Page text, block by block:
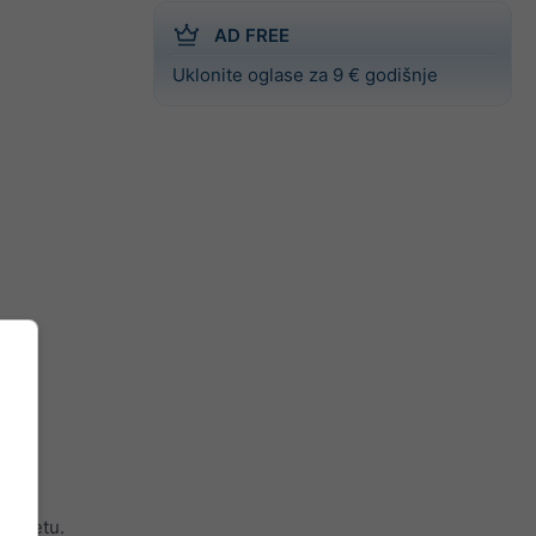
AD FREE
Uklonite oglase za 9 € godišnje